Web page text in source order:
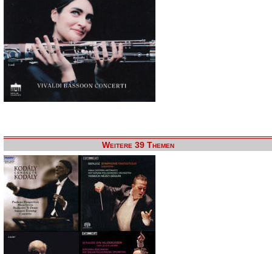
Weitere 39 Themen